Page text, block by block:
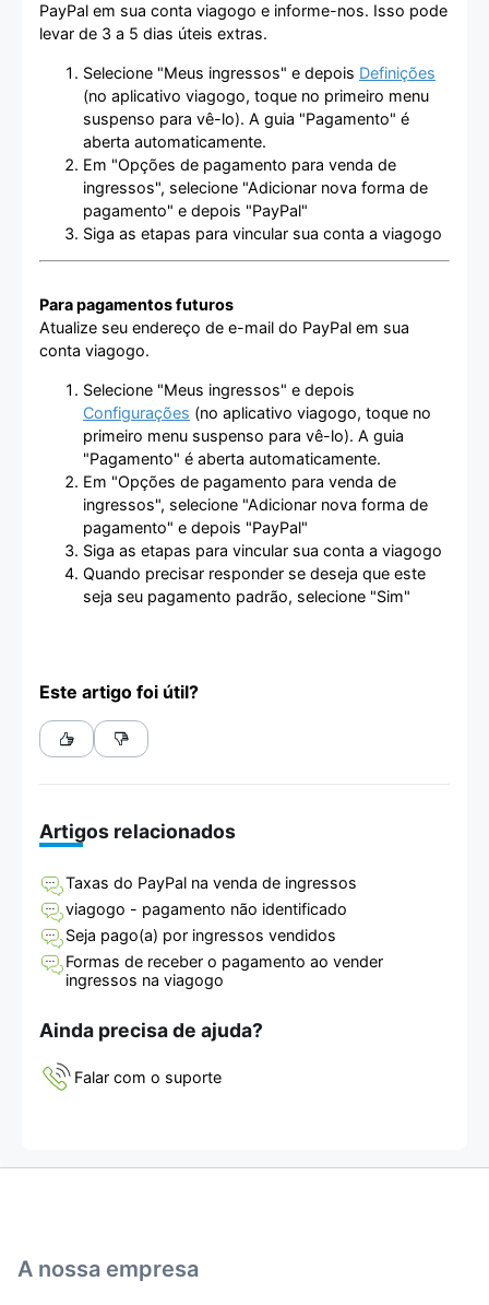
PayPal em sua conta viagogo e informe-nos. Isso pode
levar de 3 a 5 dias úteis extras.
Selecione "Meus ingressos" e depois Definições
(no aplicativo viagogo, toque no primeiro menu
suspenso para vê-lo). A guia "Pagamento" é
aberta automaticamente.
Em "Opções de pagamento para venda de
ingressos", selecione "Adicionar nova forma de
pagamento" e depois "PayPal"
Siga as etapas para vincular sua conta a viagogo
Para pagamentos futuros
Atualize seu endereço de e-mail do PayPal em sua
conta viagogo.
Selecione "Meus ingressos" e depois
Configurações (no aplicativo viagogo, toque no
primeiro menu suspenso para vê-lo). A guia
"Pagamento" é aberta automaticamente.
Em "Opções de pagamento para venda de
ingressos", selecione "Adicionar nova forma de
pagamento" e depois "PayPal"
Siga as etapas para vincular sua conta a viagogo
Quando precisar responder se deseja que este
seja seu pagamento padrão, selecione "Sim"
Este artigo foi útil?
Artigos relacionados
Taxas do PayPal na venda de ingressos
viagogo - pagamento não identificado
Seja pago(a) por ingressos vendidos
Formas de receber o pagamento ao vender
ingressos na viagogo
Ainda precisa de ajuda?
Falar com o suporte
A nossa empresa